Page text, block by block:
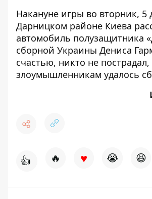
Накануне игры во вторник, 5
Дарницком районе Киева
автомобиль полузащитника
сборной Украины Дениса
счастью, никто не пострадал,
злоумышленникам удалось
👍 🔥 ♥ 😭 😆